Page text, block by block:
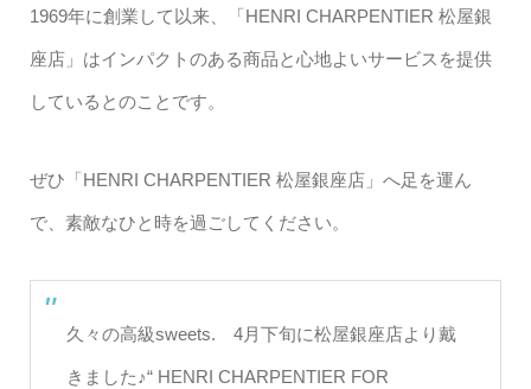
1969年に創業して以来、「HENRI CHARPENTIER 松屋銀
座店」はインパクトのある商品と心地よいサービスを提供
しているとのことです。
ぜひ「HENRI CHARPENTIER 松屋銀座店」へ足を運ん
で、素敵なひと時を過ごしてください。
久々の高級sweets. 4月下旬に松屋銀座店より戴
きました♪“ HENRI CHARPENTIER FOR